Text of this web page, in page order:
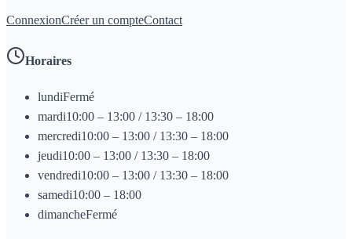
ConnexionCréer un compteContact
Horaires
lundiFermé
mardi10:00 – 13:00 / 13:30 – 18:00
mercredi10:00 – 13:00 / 13:30 – 18:00
jeudi10:00 – 13:00 / 13:30 – 18:00
vendredi10:00 – 13:00 / 13:30 – 18:00
samedi10:00 – 18:00
dimancheFermé